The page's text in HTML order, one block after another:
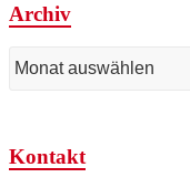
Archiv
Kontakt